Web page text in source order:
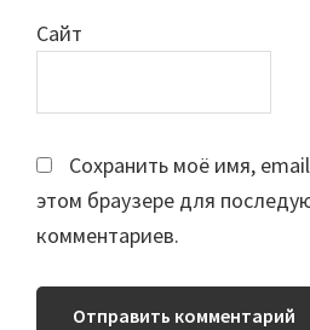
Сайт
Сохранить моё имя,
этом браузере для
комментариев.